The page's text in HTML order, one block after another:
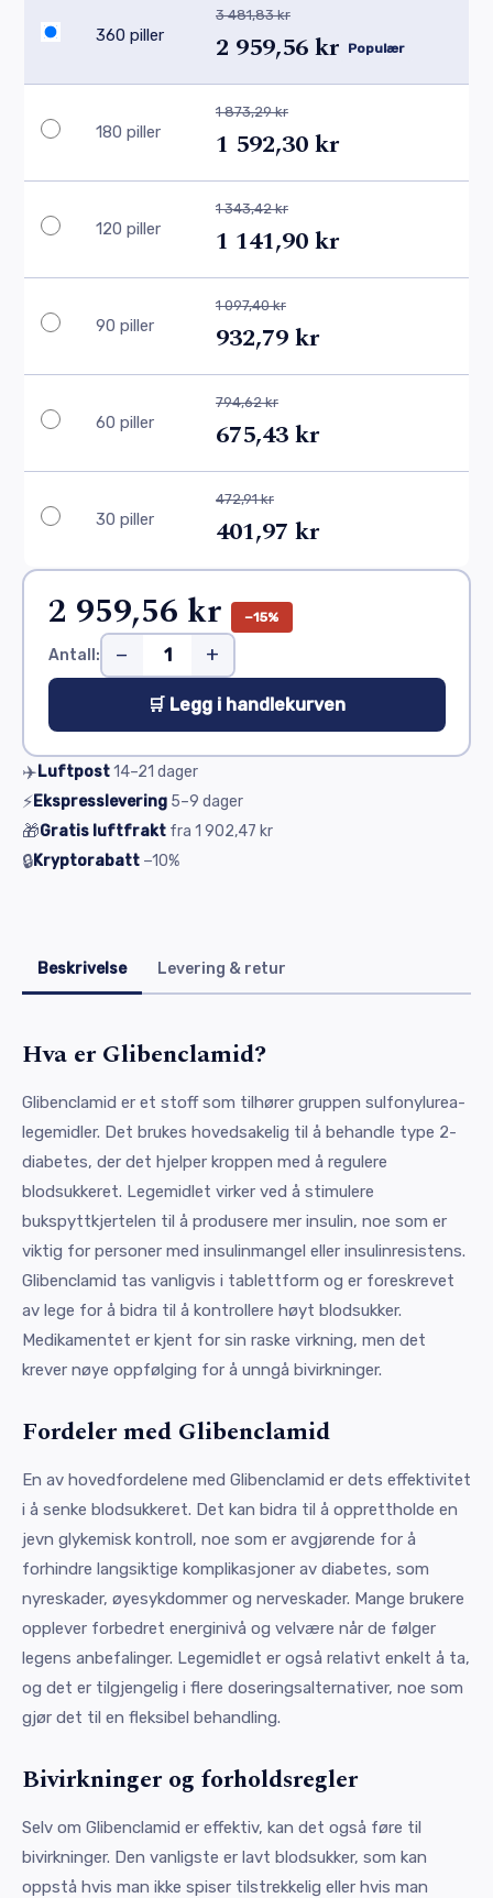
360 piller
3 481,83 kr
2 959,56 kr Populær
180 piller
1 873,29 kr
1 592,30 kr
120 piller
1 343,42 kr
1 141,90 kr
90 piller
1 097,40 kr
932,79 kr
60 piller
794,62 kr
675,43 kr
30 piller
472,91 kr
401,97 kr
2 959,56 kr −15%
Antall: − +
🛒 Legg i handlekurven
✈️Luftpost14–21 dager
⚡Ekspresslevering 5–9 dager
🎁Gratis luftfrakt fra 1 902,47 kr
🔒Kryptorabatt −10%
Beskrivelse Levering & retur
Hva er Glibenclamid?
Glibenclamid er et stoff som tilhører gruppen sulfonylurea-
legemidler. Det brukes hovedsakelig til å behandle type 2-
diabetes, der det hjelper kroppen med å regulere
blodsukkeret. Legemidlet virker ved å stimulere
bukspyttkjertelen til å produsere mer insulin, noe som er
viktig for personer med insulinmangel eller insulinresistens.
Glibenclamid tas vanligvis i tablettform og er foreskrevet
av lege for å bidra til å kontrollere høyt blodsukker.
Medikamentet er kjent for sin raske virkning, men det
krever nøye oppfølging for å unngå bivirkninger.
Fordeler med Glibenclamid
En av hovedfordelene med Glibenclamid er dets effektivitet
i å senke blodsukkeret. Det kan bidra til å opprettholde en
jevn glykemisk kontroll, noe som er avgjørende for å
forhindre langsiktige komplikasjoner av diabetes, som
nyreskader, øyesykdommer og nerveskader. Mange brukere
opplever forbedret energinivå og velvære når de følger
legens anbefalinger. Legemidlet er også relativt enkelt å ta,
og det er tilgjengelig i flere doseringsalternativer, noe som
gjør det til en fleksibel behandling.
Bivirkninger og forholdsregler
Selv om Glibenclamid er effektiv, kan det også føre til
bivirkninger. Den vanligste er lavt blodsukker, som kan
oppstå hvis man ikke spiser tilstrekkelig eller hvis man